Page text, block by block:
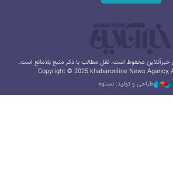
محفوظ است. نقل مطالب با ذکر منبع بلامانع است.
Copyright © 2025 khabaronline News Agancy,
طراحی و تولید: نستوه